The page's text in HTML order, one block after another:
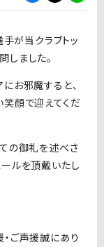
が当クラブトッ
ました。
お邪魔すると、
顔で迎えてくだ
の御礼を述べさ
ルを頂戴いたし
ご声援誠にあり